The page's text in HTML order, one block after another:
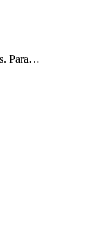
Para…